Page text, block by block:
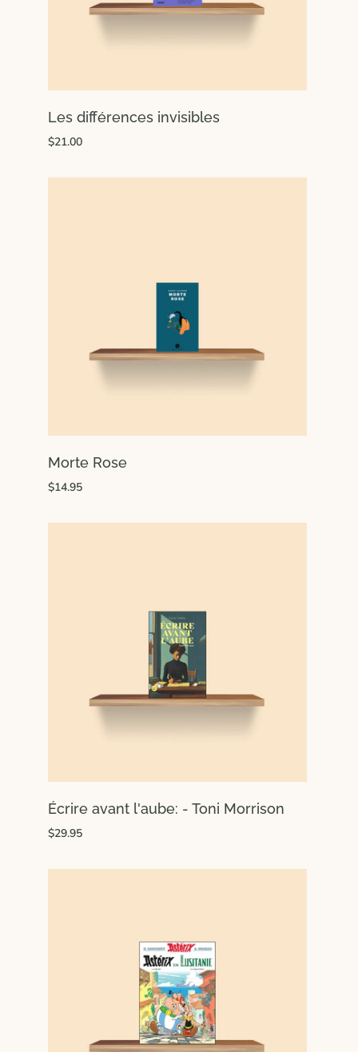
Les différences invisibles
$21.00
Morte Rose
$14.95
Écrire avant l'aube: - Toni Morrison
$29.95